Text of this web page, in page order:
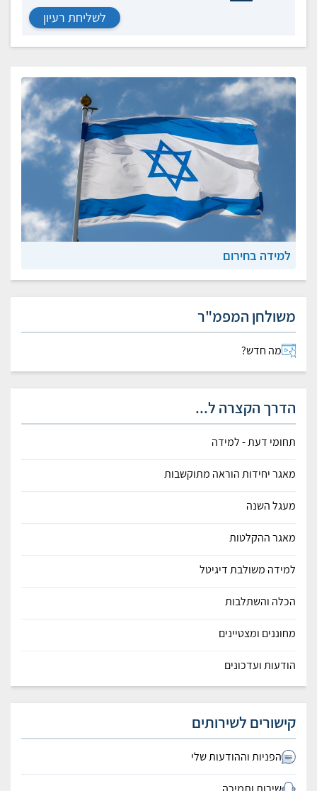
לשליחת רעיון
למידה בחירום
משולחן המפמ"ר
מה חדש?
הדרך הקצרה ל...
תחומי דעת - למידה
מאגר יחידות הוראה מתוקשבות
מעגל השנה
מאגר ההקלטות
למידה משולבת דיגיטל
הכלה והשתלבות
מחוננים ומצטיינים
הודעות ועדכונים
קישורים לשירותים
הפניות וההודעות שלי